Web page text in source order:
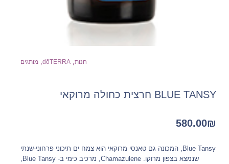
חנות,
dōTERRA
, מותגים
BLUE TANSY חרצית כחולה מרוקאי
580.00₪
Blue Tansy, המכונה גם טאנסי מרוקאי הוא צמח ים תיכוני פרחוני-שנתי